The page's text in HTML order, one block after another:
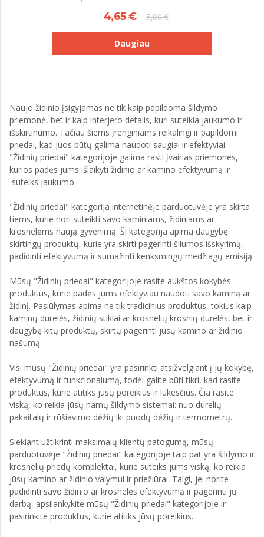
4,65 € 5,00 €
Daugiau
Naujo židinio įsigyjamas ne tik kaip papildoma šildymo
priemonė, bet ir kaip interjero detalis, kuri suteikia jaukumo ir
išskirtinumo. Tačiau šiems įrenginiams reikalingi ir papildomi
priedai, kad juos būtų galima naudoti saugiai ir efektyviai.
"Židinių priedai" kategorijoje galima rasti įvairias priemones,
kurios padės jums išlaikyti židinio ar kamino efektyvumą ir
suteiks jaukumo.
"Židinių priedai" kategorija internetinėje parduotuvėje yra skirta
tiems, kurie nori suteikti savo kaminiams, židiniams ar
krosnelėms naują gyvenimą. Ši kategorija apima daugybę
skirtingų produktų, kurie yra skirti pagerinti šilumos išskyrimą,
padidinti efektyvumą ir sumažinti kenksmingų medžiagų emisiją.
Mūsų "Židinių priedai" kategorijoje rasite aukštos kokybės
produktus, kurie padės jums efektyviau naudoti savo kaminą ar
židinį. Pasiūlymas apima ne tik tradicinius produktus, tokius kaip
kaminų durelės, židinių stiklai ar krosnelių krosnių durelės, bet ir
daugybę kitų produktų, skirtų pagerinti jūsų kamino ar židinio
našumą.
Visi mūsų "Židinių priedai" yra pasirinkti atsižvelgiant į jų kokybę,
efektyvumą ir funkcionalumą, todėl galite būti tikri, kad rasite
produktus, kurie atitiks jūsų poreikius ir lūkesčius. Čia rasite
viską, ko reikia jūsų namų šildymo sistemai: nuo durelių
pakaitalų ir rūšiavimo dėžių iki puodų dėžių ir termometrų.
Siekiant užtikrinti maksimalų klientų patogumą, mūsų
parduotuvėje "Židinių priedai" kategorijoje taip pat yra šildymo ir
krosnelių priedų komplektai, kurie suteiks jums viską, ko reikia
jūsų kamino ar židinio valymui ir priežiūrai. Taigi, jei norite
padidinti savo židinio ar krosnelės efektyvumą ir pagerinti jų
darbą, apsilankykite mūsų "Židinių priedai" kategorijoje ir
pasirinkite produktus, kurie atitiks jūsų poreikius.